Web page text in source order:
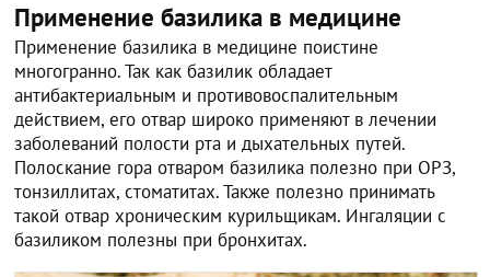
Применение базилика в медицине
Применение базилика в медицине поистине
многогранно. Так как базилик обладает
антибактериальным и противовоспалительным
действием, его отвар широко применяют в лечении
заболеваний полости рта и дыхательных путей.
Полоскание гора отваром базилика полезно при ОРЗ,
тонзиллитах, стоматитах. Также полезно принимать
такой отвар хроническим курильщикам. Ингаляции с
базиликом полезны при бронхитах.